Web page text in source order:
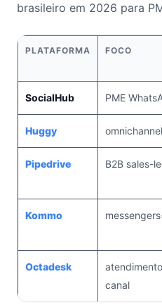
brasileiro em 2026 para
PLATAFORMA FOCO
SocialHub PME
Huggy
Pipedrive B2B sales-
Kommo
Octadesk
canal